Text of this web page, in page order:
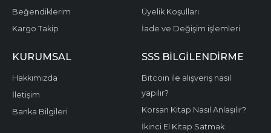
Beğendiklerim
Kargo Takip
Üyelik Koşulları
İade ve Değişim işlemleri
KURUMSAL
Hakkımızda
İletişim
Banka Bilgileri
SSS BİLGİLENDİRME
Bitcoin ile alışveriş nasıl
yapılır?
Korsan Kitap Nasıl Anlaşılır?
İkinci El Kitap Satmak